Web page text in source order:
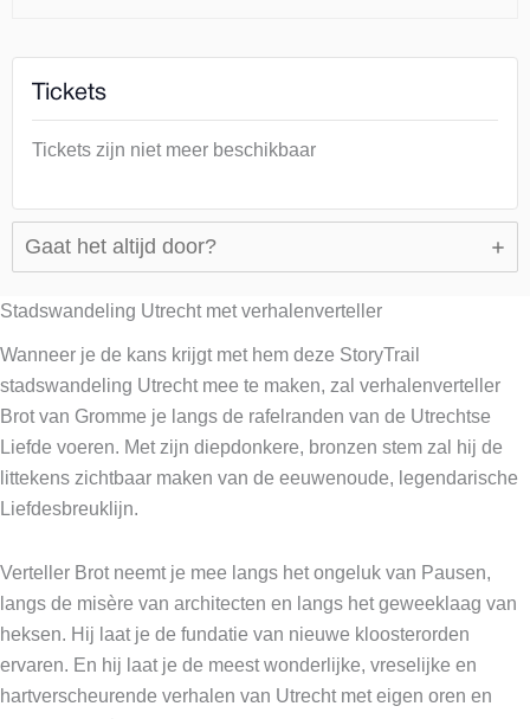
Tickets
Tickets zijn niet meer beschikbaar
Gaat het altijd door?
Stadswandeling Utrecht met verhalenverteller
Wanneer je de kans krijgt met hem deze StoryTrail
stadswandeling Utrecht mee te maken, zal verhalenverteller
Brot van Gromme je langs de rafelranden van de Utrechtse
Liefde voeren. Met zijn diepdonkere, bronzen stem zal hij de
littekens zichtbaar maken van de eeuwenoude, legendarische
Liefdesbreuklijn.
Verteller Brot neemt je mee langs het ongeluk van Pausen,
langs de misère van architecten en langs het geweeklaag van
heksen. Hij laat je de fundatie van nieuwe kloosterorden
ervaren. En hij laat je de meest wonderlijke, vreselijke en
hartverscheurende verhalen van Utrecht met eigen oren en